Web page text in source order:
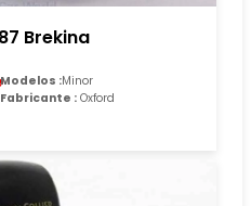
Brekina
Modelos :Minor
Fabricante : Oxford